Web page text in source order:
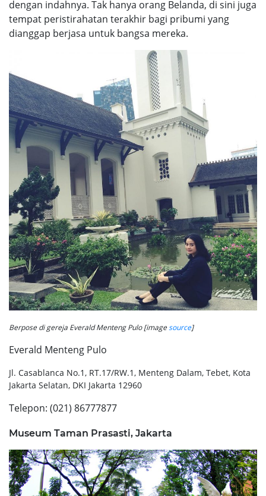
dengan indahnya. Tak hanya orang Belanda, di sini juga
tempat peristirahatan terakhir bagi pribumi yang
dianggap berjasa untuk bangsa mereka.
Berpose di gereja Everald Menteng Pulo [imagesource]
Everald Menteng Pulo
Jl. Casablanca No.1, RT.17/RW.1, Menteng Dalam, Tebet, Kota
Jakarta Selatan, DKI Jakarta 12960
Telepon: (021) 86777877
Museum Taman Prasasti, Jakarta